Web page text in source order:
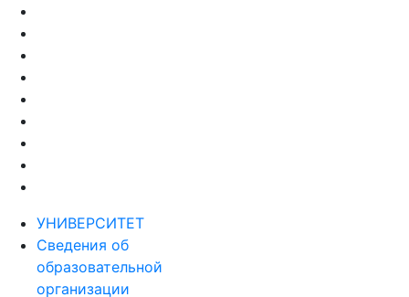
УНИВЕРСИТЕТ
Сведения об
образовательной
организации